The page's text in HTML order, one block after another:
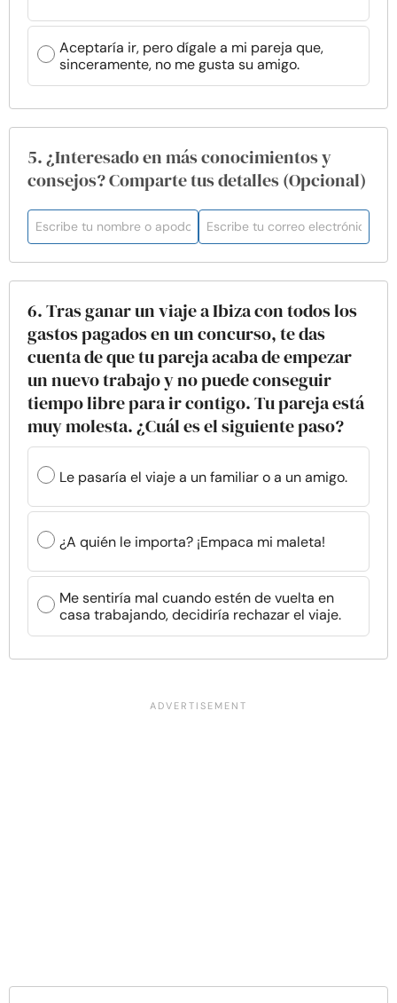
Aceptaría ir, pero dígale a mi pareja que,
sinceramente, no me gusta su amigo.
5. ¿Interesado en más conocimientos y
consejos? Comparte tus detalles (Opcional)
6. Tras ganar un viaje a Ibiza con todos los
gastos pagados en un concurso, te das
cuenta de que tu pareja acaba de empezar
un nuevo trabajo y no puede conseguir
tiempo libre para ir contigo. Tu pareja está
muy molesta. ¿Cuál es el siguiente paso?
Le pasaría el viaje a un familiar o a un amigo.
¿A quién le importa? ¡Empaca mi maleta!
Me sentiría mal cuando estén de vuelta en
casa trabajando, decidiría rechazar el viaje.